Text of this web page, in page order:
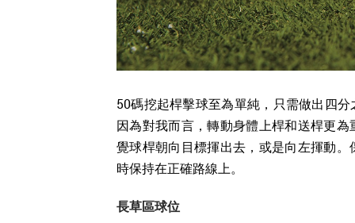
50碼挖起桿擊球至為單純，只需做出四
因為對我而言，轉動身體上桿和送桿更
覺球桿朝向目標揮出去，或是向左揮動
時保持在正確路線上。
長草區球位